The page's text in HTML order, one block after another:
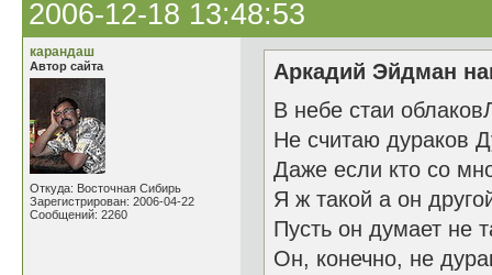
2006-12-18 13:48:53
карандаш
Автор сайта
Откуда: Восточная Сибирь
Зарегистрирован: 2006-04-22
Сообщений: 2260
Аркадий Эйдман
В небе стаи
Не считаю дураков
Даже если кто со
Я ж такой а он
Пусть он думает не
Он, конечно, не